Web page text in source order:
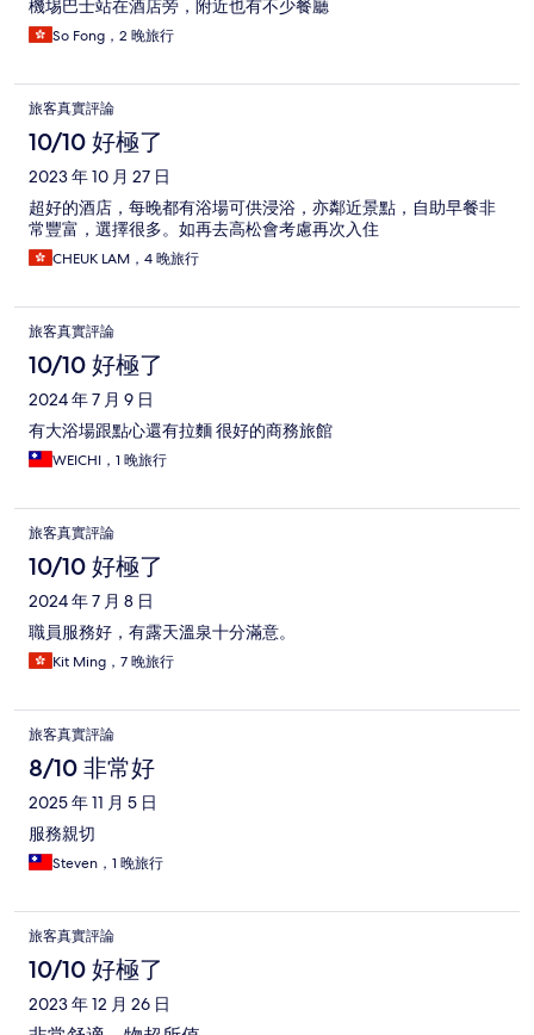
機埸巴士站在酒店旁，附近也有不少餐廳
So Fong，2 晚旅行
旅客真實評論
10/10 好極了
2023 年 10 月 27 日
超好的酒店，每晚都有浴場可供浸浴，亦鄰近景點，自助早餐非
常豐富，選擇很多。如再去高松會考慮再次入住
CHEUK LAM，4 晚旅行
旅客真實評論
10/10 好極了
2024 年 7 月 9 日
有大浴場跟點心還有拉麵 很好的商務旅館
WEICHI，1 晚旅行
旅客真實評論
10/10 好極了
2024 年 7 月 8 日
職員服務好，有露天溫泉十分滿意。
Kit Ming，7 晚旅行
旅客真實評論
8/10 非常好
2025 年 11 月 5 日
服務親切
Steven，1 晚旅行
旅客真實評論
10/10 好極了
2023 年 12 月 26 日